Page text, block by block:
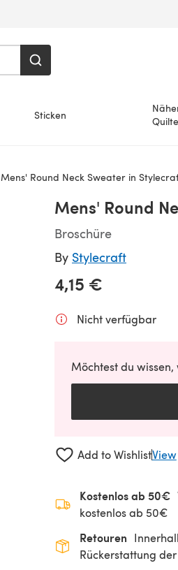
Sticken
Mens' Round Neck Sweater in
Mens' Round
Broschüre
By Stylecraft
4,15 €
Nicht verfügbar
Möchtest du
Add to WishlistView
Kostenlos ab 50€
kostenlos ab 50€
Retouren
Rückerstattung